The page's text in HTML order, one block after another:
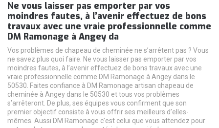
Ne vous laisser pas emporter par vos
moindres fautes, à l’avenir effectuez de bons
travaux avec une vraie professionnelle comme
DM Ramonage à Angey da
Vos problèmes de chapeau de cheminée ne s’arrêtent pas ? Vous
ne savez plus quoi faire. Ne vous laisser pas emporter par vos
moindres fautes, à l’avenir effectuez de bons travaux avec une
vraie professionnelle comme DM Ramonage à Angey dans le
50530. Faites confiance à DM Ramonage artisan chapeau de
cheminée à Angey dans le 50530 et tous vos problèmes
s’arrêteront. De plus, ses équipes vous confirment que son
premier objectif consiste à vous offrir ses meilleurs d’elles-
mêmes. Aussi DM Ramonage c’est celui que vous attendez pour